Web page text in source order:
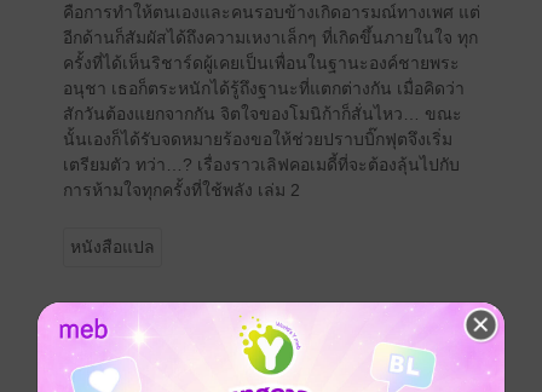
คือการทำให้ตนเองและคนรอบข้างเกิดอารมณ์ทางเพศ แต่
อีกด้านก็สัมผัสได้ถึงความเหงาเล็กๆ ที่เกิดขึ้นภายในใจ ทุก
ครั้งที่ได้เห็นริชาร์ดผู้เคยเป็นเพื่อนในฐานะองค์ชายพระ
อนุชา เธอก็ตระหนักได้รู้ถึงฐานะที่แตกต่างกัน เมื่อคิดว่า
สักวันต้องแยกจากกัน จิตใจของโมนิก้าก็สั่นไหว… ขณะ
นั้นเองก็ได้รับจดหมายร้องขอให้ช่วยปราบบิ๊กฟุตจึงเริ่ม
เตรียมตัว ทว่า…? เรื่องราวเลิฟคอเมดี้ที่จะต้องลุ้นไปกับ
การห้ามใจทุกครั้งที่ใช้พลัง เล่ม 2
หนังสือแปล
ซีรีส์ ชีวิตแสนวุ่นของนักบุญโมนิก้า
ประเภทไฟล์ pdf